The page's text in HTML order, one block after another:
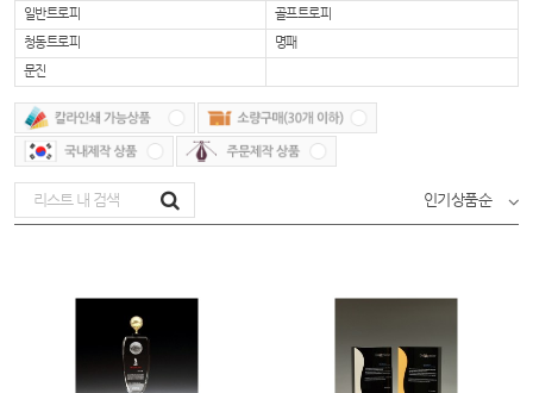
일반트로피
골프트로피
청동트로피
명패
문진
인기상품순